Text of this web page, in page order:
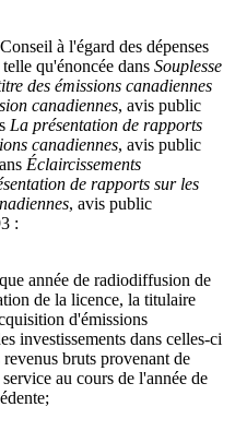
à l'égard des dépenses
qu'énoncée dans Souplesse
des émissions canadiennes
canadiennes, avis public
La présentation de rapports
canadiennes, avis public
Éclaircissements
de rapports sur les
, avis public
:
année de radiodiffusion de
de la licence, la titulaire
d'émissions
investissements dans celles-ci
bruts provenant de
au cours de l'année de